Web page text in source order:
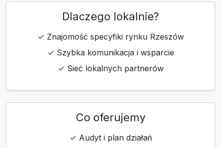
Dlaczego lokalnie?
✓ Znajomość specyfiki rynku Rzeszów
✓ Szybka komunikacja i wsparcie
✓ Sieć lokalnych partnerów
Co oferujemy
✓ Audyt i plan działań